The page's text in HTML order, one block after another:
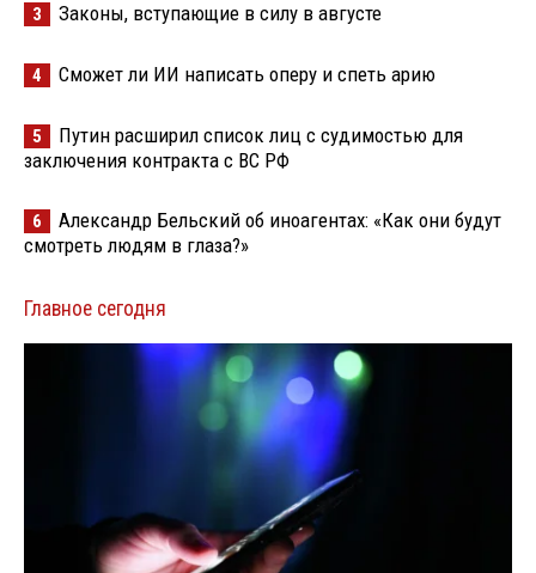
3 Законы, вступающие в силу в августе
4 Сможет ли ИИ написать оперу и спеть арию
5
Путин расширил список лиц с судимостью для
заключения контракта с ВС РФ
6
Александр Бельский об иноагентах: «Как они будут
смотреть людям в глаза?»
Главное сегодня